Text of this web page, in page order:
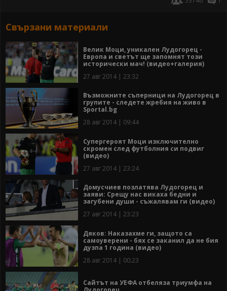
Свързани материали
Велик Моци, уникален Лудогорец -
Европа и светът ще запомнят този
исторически мач! (видео+галерия)
27 авг 2014 | 23:32
Възможните съперници на Лудогорец в
групите - следете жребия на живо в
Sportal.bg
28 авг 2014 | 09:44
Супергероят Моци изключително
скромен след футболния си подвиг
(видео)
27 авг 2014 | 23:24
Домусчиев позлатява Лудогорец и
заяви: Срещу нас викаха бедни и
загубени души - съжалявам ги (видео)
27 авг 2014 | 23:23
Дяков: Наказахме ги, защото са
самоуверени - бях се заканил да не бия
дузпа 1 година (видео)
28 авг 2014 | 00:23
Сайтът на УЕФА отбеляза триумфа на